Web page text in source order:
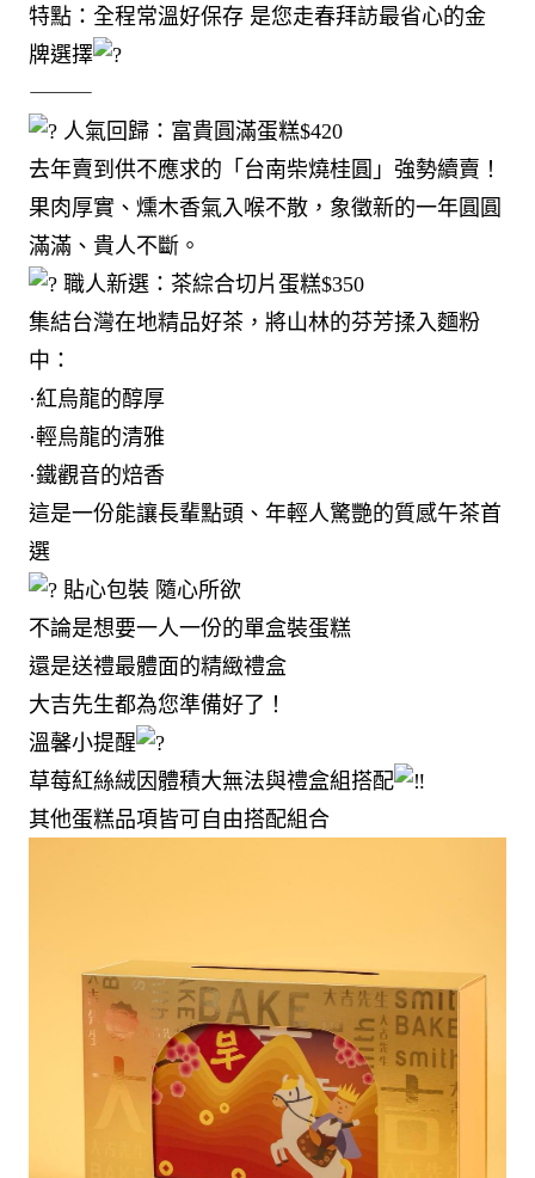
特點：全程常溫好保存 是您走春拜訪最省心的金
牌選擇
⸻
人氣回歸：富貴圓滿蛋糕$420
去年賣到供不應求的「台南柴燒桂圓」強勢續賣！
果肉厚實、燻木香氣入喉不散，象徵新的一年圓圓
滿滿、貴人不斷。
職人新選：茶綜合切片蛋糕$350
集結台灣在地精品好茶，將山林的芬芳揉入麵粉
中：
·紅烏龍的醇厚
·輕烏龍的清雅
·鐵觀音的焙香
這是一份能讓長輩點頭、年輕人驚艷的質感午茶首
選
貼心包裝 隨心所欲
不論是想要一人一份的單盒裝蛋糕
還是送禮最體面的精緻禮盒
大吉先生都為您準備好了！
溫馨小提醒
草莓紅絲絨因體積大無法與禮盒組搭配
其他蛋糕品項皆可自由搭配組合